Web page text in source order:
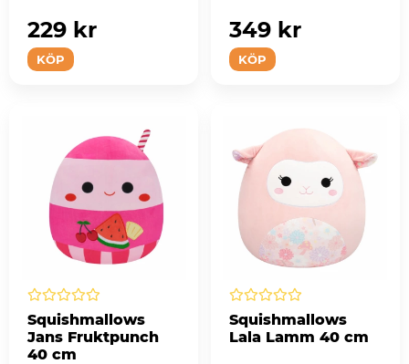
KÖP
229 kr
KÖP
349 kr
Squishmallows
Jans Fruktpunch
40 cm
Squishmallows
Lala Lamm 40 cm